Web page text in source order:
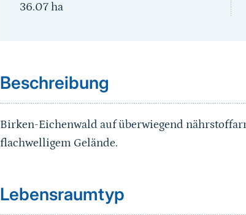
36.07ha
Beschreibung
Birken-Eichenwald auf überwiegend
flachwelligem Gelände.
Sprungmarke
Lebensraumtyp